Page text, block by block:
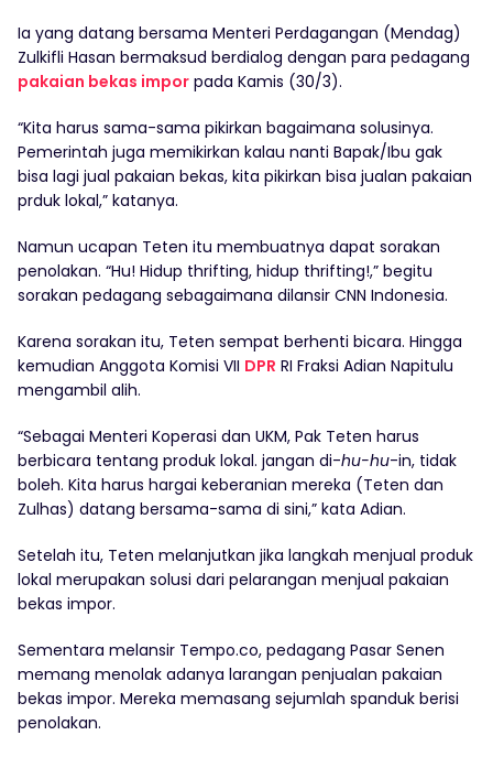
Ia yang datang bersama Menteri Perdagangan (Mendag)
Zulkifli Hasan bermaksud berdialog dengan para pedagang
pakaian bekas impor pada Kamis (30/3).
“Kita harus sama-sama pikirkan bagaimana solusinya.
Pemerintah juga memikirkan kalau nanti Bapak/Ibu gak
bisa lagi jual pakaian bekas, kita pikirkan bisa jualan pakaian
prduk lokal,” katanya.
Namun ucapan Teten itu membuatnya dapat sorakan
penolakan. “Hu! Hidup thrifting, hidup thrifting!,” begitu
sorakan pedagang sebagaimana dilansir CNN Indonesia.
Karena sorakan itu, Teten sempat berhenti bicara. Hingga
kemudian Anggota Komisi VII DPR RI Fraksi Adian Napitulu
mengambil alih.
“Sebagai Menteri Koperasi dan UKM, Pak Teten harus
berbicara tentang produk lokal. jangan di-hu-hu-in, tidak
boleh. Kita harus hargai keberanian mereka (Teten dan
Zulhas) datang bersama-sama di sini,” kata Adian.
Setelah itu, Teten melanjutkan jika langkah menjual produk
lokal merupakan solusi dari pelarangan menjual pakaian
bekas impor.
Sementara melansir Tempo.co, pedagang Pasar Senen
memang menolak adanya larangan penjualan pakaian
bekas impor. Mereka memasang sejumlah spanduk berisi
penolakan.